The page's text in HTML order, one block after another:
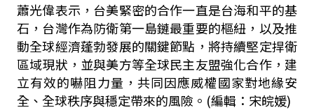
蕭光偉表示，台美緊密的合作一直是台海和平的基
石，台灣作為防衛第一島鏈最重要的樞紐，以及推
動全球經濟蓬勃發展的關鍵節點，將持續堅定捍衛
區域現狀，並與美方等全球民主友盟強化合作，建
立有效的嚇阻力量，共同因應威權國家對地緣安
全、全球秩序與穩定帶來的風險。(編輯：宋皖媛)